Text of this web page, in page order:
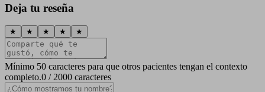
Deja tu reseña
★ ★ ★ ★ ★
Mínimo 50 caracteres para que otros pacientes tengan el contexto
completo.0 / 2000 caracteres